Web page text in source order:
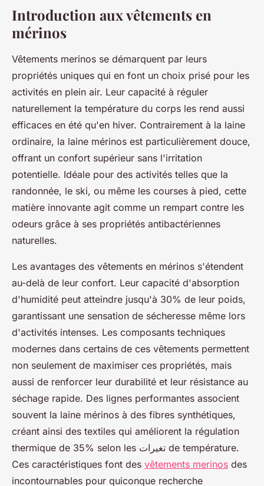
Introduction aux vêtements en
mérinos
Vêtements merinos se démarquent par leurs
propriétés uniques qui en font un choix prisé pour les
activités en plein air. Leur capacité à réguler
naturellement la température du corps les rend aussi
efficaces en été qu'en hiver. Contrairement à la laine
ordinaire, la laine mérinos est particulièrement douce,
offrant un confort supérieur sans l'irritation
potentielle. Idéale pour des activités telles que la
randonnée, le ski, ou même les courses à pied, cette
matière innovante agit comme un rempart contre les
odeurs grâce à ses propriétés antibactériennes
naturelles.
Les avantages des vêtements en mérinos s'étendent
au-delà de leur confort. Leur capacité d'absorption
d'humidité peut atteindre jusqu'à 30% de leur poids,
garantissant une sensation de sécheresse même lors
d'activités intenses. Les composants techniques
modernes dans certains de ces vêtements permettent
non seulement de maximiser ces propriétés, mais
aussi de renforcer leur durabilité et leur résistance au
séchage rapide. Des lignes performantes associent
souvent la laine mérinos à des fibres synthétiques,
créant ainsi des textiles qui améliorent la régulation
thermique de 35% selon les تغيرات de température.
Ces caractéristiques font des vêtements merinos des
incontournables pour quiconque recherche